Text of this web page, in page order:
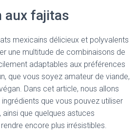
aux fajitas
mexicains délicieux et polyvalents
une multitude de combinaisons de
adaptables aux préférences
que vous soyez amateur de viande,
Dans cet article, nous allons
que vous pouvez utiliser
que quelques astuces
encore plus irrésistibles.